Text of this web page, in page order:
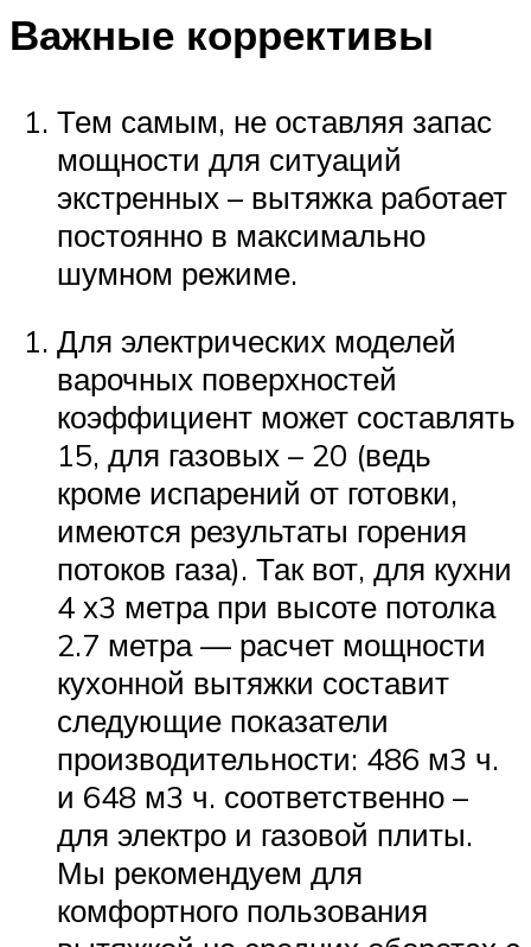
Важные коррективы
Тем самым, не оставляя запас
мощности для ситуаций
экстренных – вытяжка работает
постоянно в максимально
шумном режиме.
Для электрических моделей
варочных поверхностей
коэффициент может составлять
15, для газовых – 20 (ведь
кроме испарений от готовки,
имеются результаты горения
потоков газа). Так вот, для кухни
4 х3 метра при высоте потолка
2.7 метра — расчет мощности
кухонной вытяжки составит
следующие показатели
производительности: 486 м3 ч.
и 648 м3 ч. соответственно –
для электро и газовой плиты.
Мы рекомендуем для
комфортного пользования